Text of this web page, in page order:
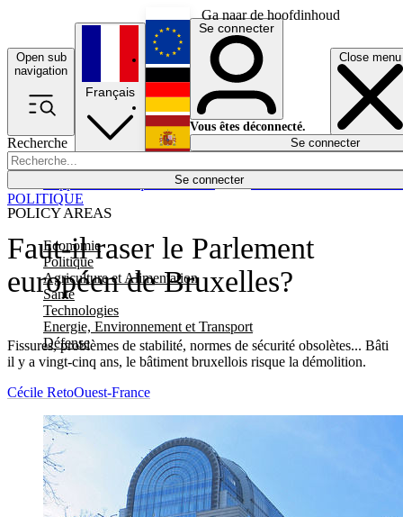
Ga naar de hoofdinhoud
Open sub
navigation
Close menu
Recherche
Se connecter
POLICY AREAS
Economie
Politique
Agriculture et Alimentation
Santé
Technologies
Energie, Environnement et Transport
Défense
Économie
Français
English
Deutsch
Español
Se connecter
Vous êtes déconnecté.
Se connecter
Faut-il raser le Parlement
européen de Bruxelles?
Fissures, problèmes de stabilité, normes de sécurité obsolètes... Bâti
il y a vingt-cinq ans, le bâtiment bruxellois risque la démolition.
POLITIQUE
Cécile RetoOuest-France